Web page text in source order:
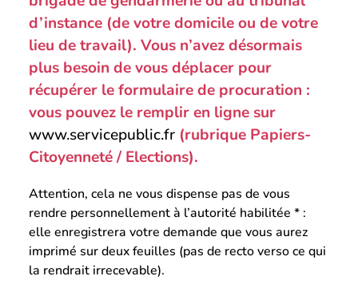
d’instance (de votre domicile ou de votre
lieu de travail). Vous n’avez désormais
plus besoin de vous déplacer pour
récupérer le formulaire de procuration :
vous pouvez le remplir en ligne sur
www.servicepublic.fr(rubrique Papiers-
Citoyenneté / Elections).
Attention, cela ne vous dispense pas de vous
rendre personnellement à l’autorité habilitée * :
elle enregistrera votre demande que vous aurez
imprimé sur deux feuilles (pas de recto verso ce qui
la rendrait irrecevable).